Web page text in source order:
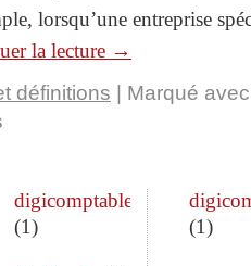
lorsqu’une entreprise
la lecture →
définitions
Marqué avec
digicomptable
(1)
(1)